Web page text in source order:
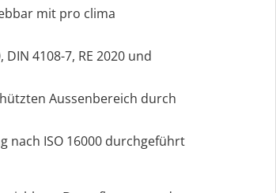
mit pro clima
4108-7, RE 2020 und
Aussenbereich durch
nach ISO 16000 durchgeführt